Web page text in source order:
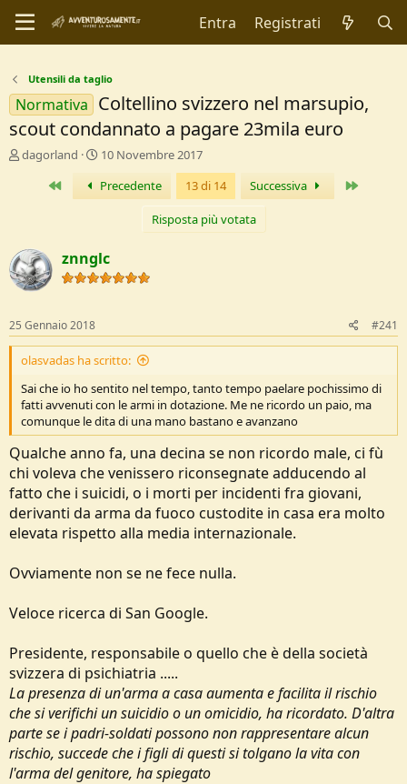
Entra Registrati
Utensili da taglio
Normativa Coltellino svizzero nel marsupio,
scout condannato a pagare 23mila euro
C
r
e
D
c
u
s
s
i
o
n
e
dagorland
D
t
a
I
n
i
o
10 Novembre 2017
Primo Precedente 13 di 14 Successiva
Risposta più votata
znnglc
25 Gennaio 2018 #241
olasvadas ha scritto:
Sai che io ho sentito nel tempo, tanto tempo paelare pochissimo di
fatti avvenuti con le armi in dotazione. Me ne ricordo un paio, ma
comunque le dita di una mano bastano e avanzano
Qualche anno fa, una decina se non ricordo male, ci fù
chi voleva che venissero riconsegnate adducendo al
fatto che i suicidi, o i morti per incidenti fra giovani,
derivanti da arma da fuoco custodite in casa era molto
elevata rispetto alla media internazionale.
Ovviamente non se ne fece nulla.
Veloce ricerca di San Google.
Presidente, responsabile o quello che è della società
svizzera di psichiatria .....
La presenza di un'arma a casa aumenta e facilita il rischio
che si verifichi un suicidio o un omicidio, ha ricordato. D'altra
parte se i padri-soldati possono non rappresentare alcun
rischio, succede che i figli di questi si tolgano la vita con
l'arma del genitore, ha spiegato